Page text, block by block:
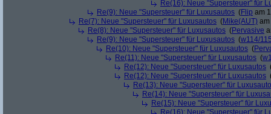
Re(16): Neue "Supersteuer" für
Re(9): Neue "Supersteuer" für Luxusautos (Flip am
Re(7): Neue "Supersteuer" für Luxusautos (Mike(AUT)
Re(8): Neue "Supersteuer" für Luxusautos (Pervasive
Re(9): Neue "Supersteuer" für Luxusautos (w114/
Re(10): Neue "Supersteuer" für Luxusautos (
Re(11): Neue "Supersteuer" für Luxusautos (
Re(12): Neue "Supersteuer" für Luxusautos
Re(12): Neue "Supersteuer" für Luxusautos
Re(13): Neue "Supersteuer" für
Re(14): Neue "Supersteuer" für
Re(15): Neue "Supersteuer" für
Re(16): Neue "Supersteuer" für